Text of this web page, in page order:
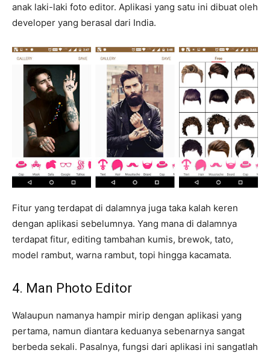
anak laki-laki foto editor. Aplikasi yang satu ini dibuat oleh
developer yang berasal dari India.
Fitur yang terdapat di dalamnya juga taka kalah keren
dengan aplikasi sebelumnya. Yang mana di dalamnya
terdapat fitur, editing tambahan kumis, brewok, tato,
model rambut, warna rambut, topi hingga kacamata.
4. Man Photo Editor
Walaupun namanya hampir mirip dengan aplikasi yang
pertama, namun diantara keduanya sebenarnya sangat
berbeda sekali. Pasalnya, fungsi dari aplikasi ini sangatlah